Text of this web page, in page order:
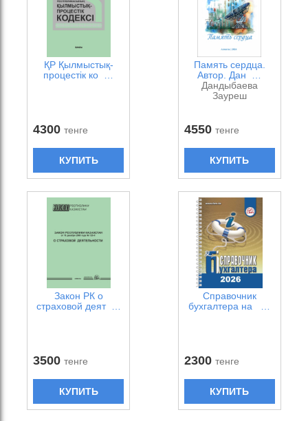
ҚР Қылмыстық-
процестік ко …
4300тенге
КУПИТЬ
Память сердца.
Автор. Дан …
Дандыбаева
Зауреш
4550 тенге
КУПИТЬ
Закон РК о
страховой деят …
3500тенге
КУПИТЬ
Справочник
бухгалтера на …
2300 тенге
КУПИТЬ